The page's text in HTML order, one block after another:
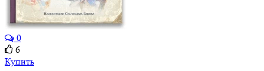
0
6
Купить